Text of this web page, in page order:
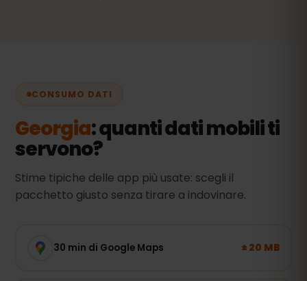
CONSUMO DATI
Georgia: quanti dati mobili ti
servono?
Stime tipiche delle app più usate: scegli il
pacchetto giusto senza tirare a indovinare.
30 min di Google Maps ± 20 MB